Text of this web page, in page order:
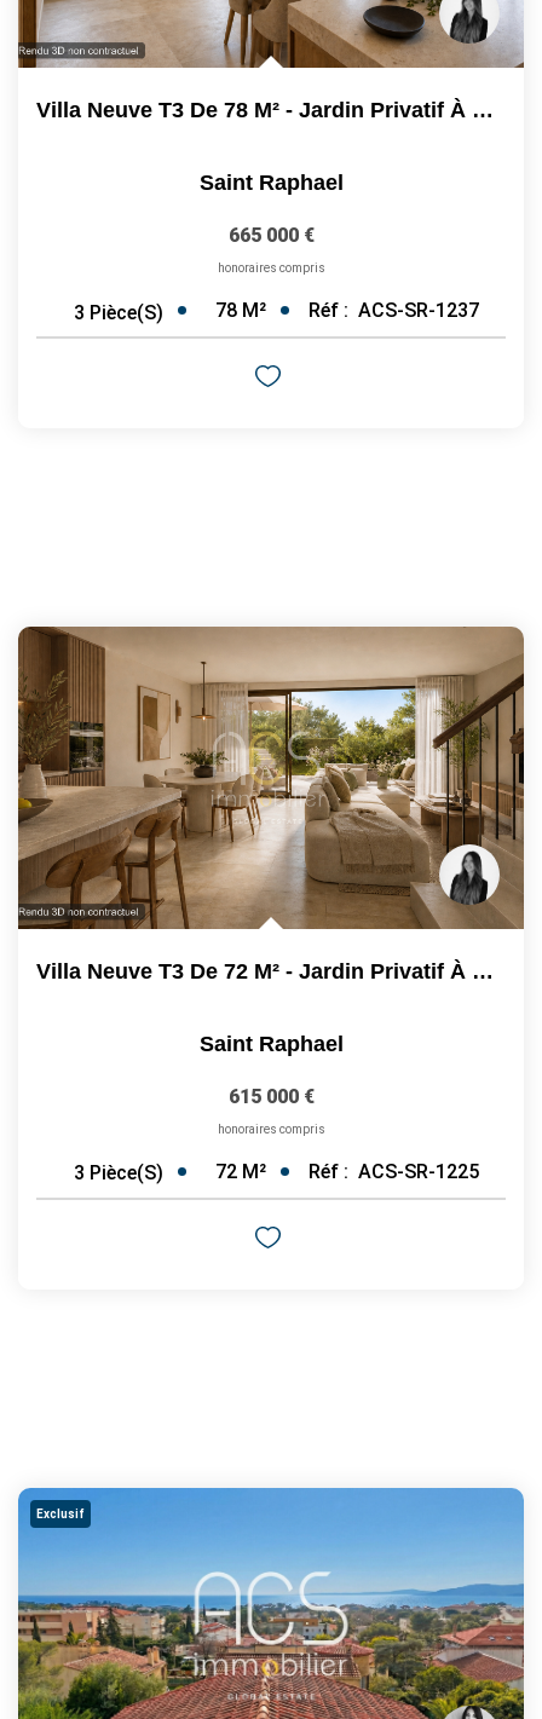
Villa Neuve T3 De 78 M² - Jardin Privatif À Saint-Raphaël -...
Saint Raphael
665 000 €
honoraires compris
3 Pièce(s) 78 M² Réf : ACS-SR-1237
Villa Neuve T3 De 72 M² - Jardin Privatif À Saint-Raphaël -...
Saint Raphael
615 000 €
honoraires compris
3 Pièce(s) 72 M² Réf : ACS-SR-1225
Exclusif